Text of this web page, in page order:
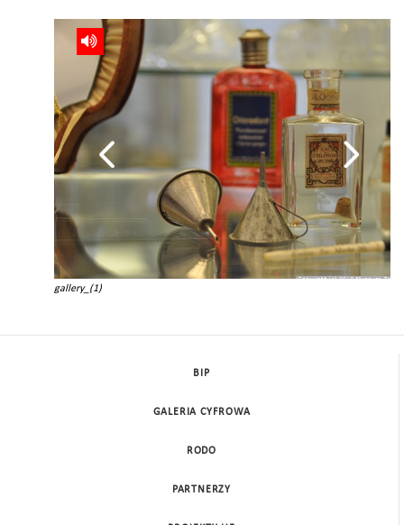
gallery_(1)
BIP
GALERIA CYFROWA
RODO
PARTNERZY